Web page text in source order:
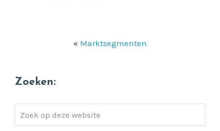
« Marktsegmenten
Zoeken:
Zoek
op